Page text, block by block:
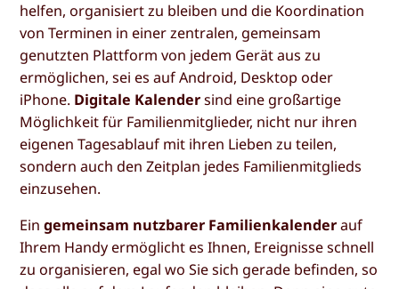
helfen, organisiert zu bleiben und die Koordination
von Terminen in einer zentralen, gemeinsam
genutzten Plattform von jedem Gerät aus zu
ermöglichen, sei es auf Android, Desktop oder
iPhone. Digitale Kalendersind eine großartige
Möglichkeit für Familienmitglieder, nicht nur ihren
eigenen Tagesablauf mit ihren Lieben zu teilen,
sondern auch den Zeitplan jedes Familienmitglieds
einzusehen.
Eingemeinsam nutzbarer Familienkalenderauf
Ihrem Handy ermöglicht es Ihnen, Ereignisse schnell
zu organisieren, egal wo Sie sich gerade befinden, so